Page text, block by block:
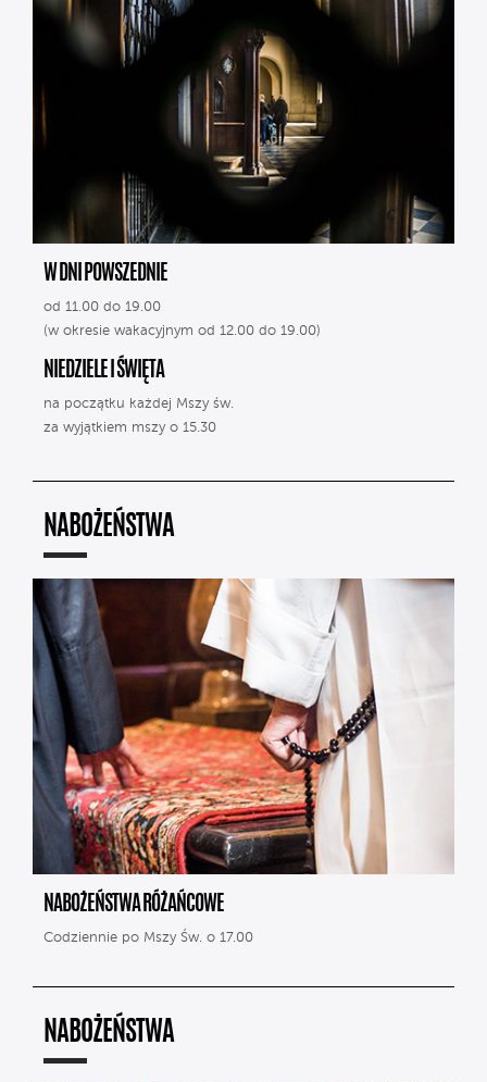
W DNI POWSZEDNIE
od 11.00 do 19.00
(w okresie wakacyjnym od 12.00 do 19.00)
NIEDZIELE I ŚWIĘTA
na początku każdej Mszy św.
za wyjątkiem mszy o 15.30
NABOŻEŃSTWA
NABOŻEŃSTWA RÓŻAŃCOWE
Codziennie po Mszy Św. o 17.00
NABOŻEŃSTWA